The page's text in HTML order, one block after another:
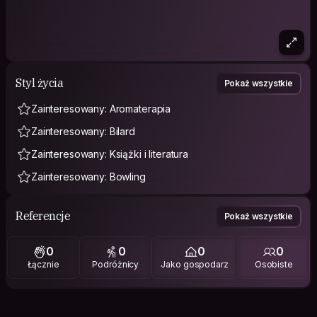
Styl życia Pokaż wszystkie
Zainteresowany: Aromaterapia
Zainteresowany: Bilard
Zainteresowany: Książki i literatura
Zainteresowany: Bowling
Referencje Pokaż wszystkie
0
Łącznie
0
Podróżnicy
0
Jako gospodarz
0
Osobiste